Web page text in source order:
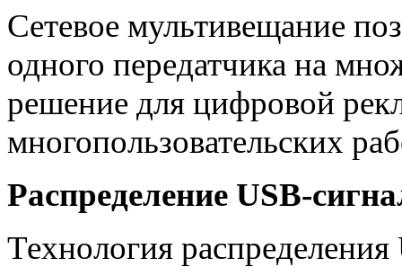
Сетевое мультивещание
одного передатчика на
решение для цифровой
многопользовательских
Распределение USB-
Технология